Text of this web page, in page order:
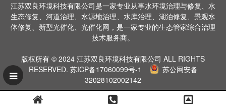
江苏双良环境科技有限公司是一家专业从事水环境治理与修复、水
生态修复、河道治理、水源地治理、水库治理、湖泊修复、景观水
体修复、新型光催化、光催化网，是一家专业的生态管家综合治理
技术服务商。
版权所有 © 2024 江苏双良环境科技有限公司 ALL RIGHTS
RESERVED. 苏ICP备17060099号-1
苏公网安备
32028102002142